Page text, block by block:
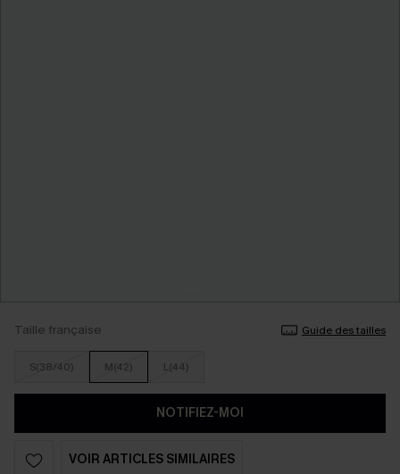
Taille française Guide des tailles
S(38/40) M(42) L(44)
NOTIFIEZ-MOI
VOIR ARTICLES SIMILAIRES